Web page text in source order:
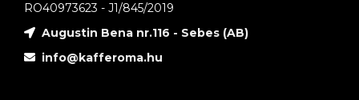
RO40973623 - J1/845/2019
Augustin Bena nr.116 - Sebes (AB)
info@kafferoma.hu